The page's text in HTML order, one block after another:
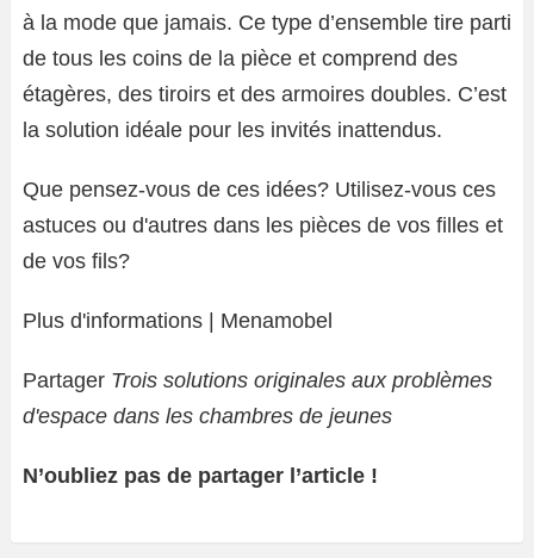
à la mode que jamais. Ce type d’ensemble tire parti
de tous les coins de la pièce et comprend des
étagères, des tiroirs et des armoires doubles. C’est
la solution idéale pour les invités inattendus.
Que pensez-vous de ces idées? Utilisez-vous ces
astuces ou d'autres dans les pièces de vos filles et
de vos fils?
Plus d'informations | Menamobel
Partager Trois solutions originales aux problèmes
d'espace dans les chambres de jeunes
N’oubliez pas de partager l’article !